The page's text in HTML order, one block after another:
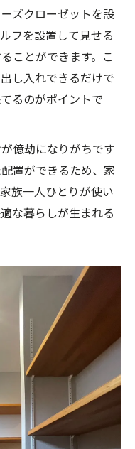
納のレイアウト術
自由設計収納空間
しい収納スペース
の心地よさとは
計収納の工夫
収納プランの提案
計収納の魅力
ズクローゼットを設
フを設置して見せる
ことができます。こ
し入れできるだけで
るのがポイントで
億劫になりがちです
置ができるため、家
族一人ひとりが使い
な暮らしが生まれる